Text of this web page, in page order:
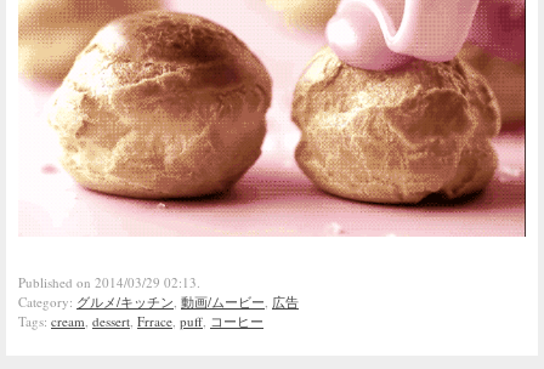
Published on 2014/03/29 02:13.
Category: グルメ/キッチン, 動画/ムービー, 広告
Tags: cream, dessert, Frrace, puff, コーヒー